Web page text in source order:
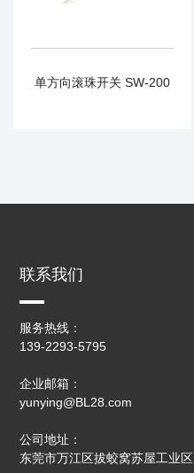
单方向滚珠开关 SW-200
联系我们
服务热线：
139-2293-5795
企业邮箱：
yunying@BL28.com
公司地址：
东莞市万江区拔蛟窝苏屋工业区